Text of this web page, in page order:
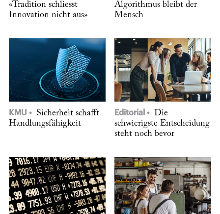
«Tradition schliesst
Innovation nicht aus»
Algorithmus bleibt der
Mensch
KMU
Sicherheit schafft
Handlungsfähigkeit
Editorial
Die
schwierigste Entscheidung
steht noch bevor